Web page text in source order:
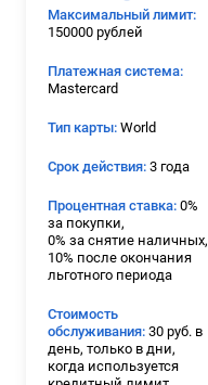
Максимальный лимит:
150000 рублей
Платежная система:
Mastercard
Тип карты: World
Срок действия: 3 года
Процентная ставка: 0%
за покупки,
0% за снятие наличных,
10% после окончания
льготного периода
Стоимость
обслуживания: 30 руб. в
день, только в дни,
когда используется